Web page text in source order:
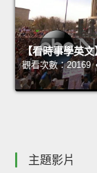
【看時事學英
觀看次數：20169
主題影片